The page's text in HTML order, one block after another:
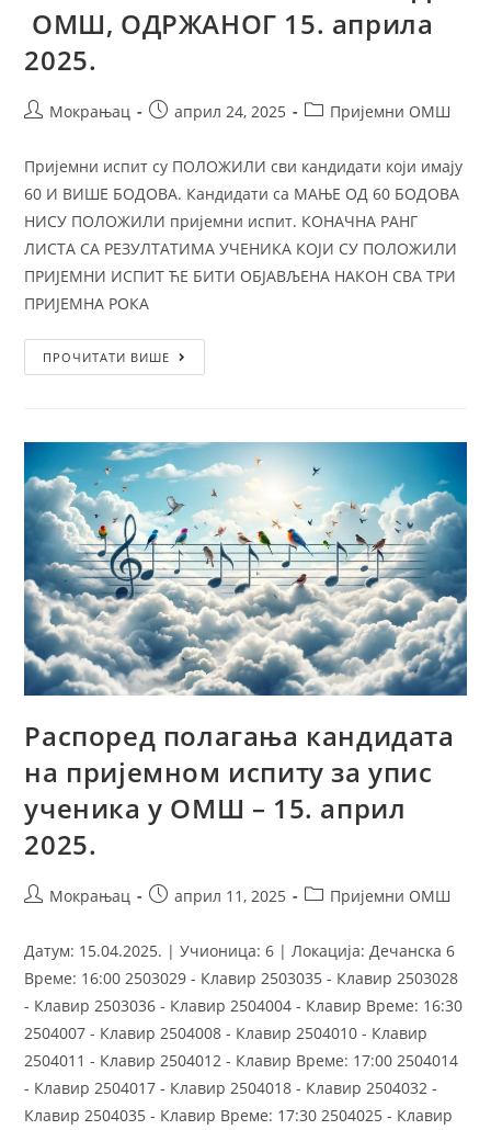
ОМШ, ОДРЖАНОГ 15. априла
2025.
Мокрањац април 24, 2025 Пријемни ОМШ
Пријемни испит су ПОЛОЖИЛИ сви кандидати који имају
60 И ВИШЕ БОДОВА. Кандидати са МАЊЕ ОД 60 БОДОВА
НИСУ ПОЛОЖИЛИ пријемни испит. КОНАЧНА РАНГ
ЛИСТА СА РЕЗУЛТАТИМА УЧЕНИКА КОЈИ СУ ПОЛОЖИЛИ
ПРИЈЕМНИ ИСПИТ ЋЕ БИТИ ОБЈАВЉЕНА НАКОН СВА ТРИ
ПРИЈЕМНА РОКА
ПРОЧИТАТИ ВИШЕ
Распоред полагања кандидата
на пријемном испиту за упис
ученика у ОМШ – 15. април
2025.
Мокрањац април 11, 2025 Пријемни ОМШ
Датум: 15.04.2025. | Учионица: 6 | Локација: Дечанска 6
Време: 16:00 2503029 - Клавир 2503035 - Клавир 2503028
- Клавир 2503036 - Клавир 2504004 - Клавир Време: 16:30
2504007 - Клавир 2504008 - Клавир 2504010 - Клавир
2504011 - Клавир 2504012 - Клавир Време: 17:00 2504014
- Клавир 2504017 - Клавир 2504018 - Клавир 2504032 -
Клавир 2504035 - Клавир Време: 17:30 2504025 - Клавир